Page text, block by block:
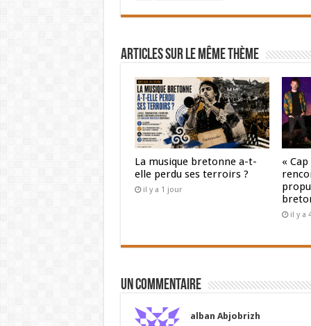
Articles sur le même thème
La musique bretonne a-t-
elle perdu ses terroirs ?
il y a 1 jour
«
il y a
Un commentaire
alban Abjobrizh